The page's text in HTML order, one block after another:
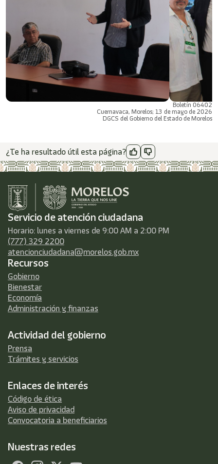
Boletín 06402
Cuernavaca, Morelos; 13 de mayo de 2026
DGCS del Gobierno del Estado de Morelos
¿Te ha resultado útil esta página?
Servicio de atención ciudadana
Horario: lunes a viernes de 9:00 AM a 2:00 PM
(777) 329 2200
atencionciudadana@morelos.gob.mx
Recursos
Gobierno
Bienestar
Economía
Administración y finanzas
Actividad del gobierno
Prensa
Trámites y servicios
Enlaces de interés
Código de ética
Aviso de privacidad
Convocatoria a beneficiarios
Nuestras redes